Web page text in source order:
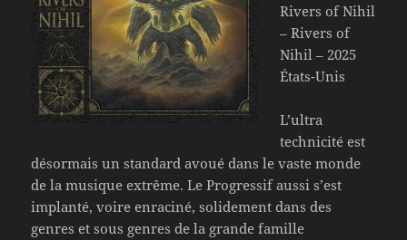
Rivers of Nihil
– Rivers of
Nihil – 2025
États-Unis
L’ultra
technicité est
désormais un standard avoué dans le vaste monde
de la musique extrême. Le Progressif aussi s’est
implanté, voire enraciné, solidement dans des
genres et sous genres de la grande famille